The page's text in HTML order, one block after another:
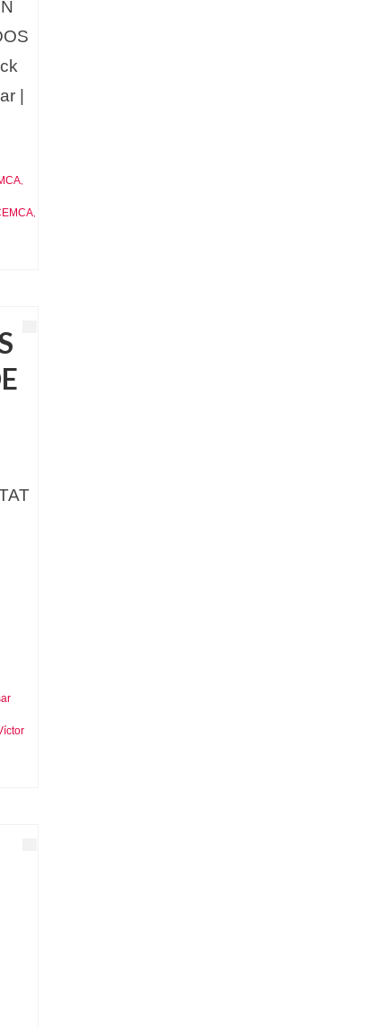
|
,
,